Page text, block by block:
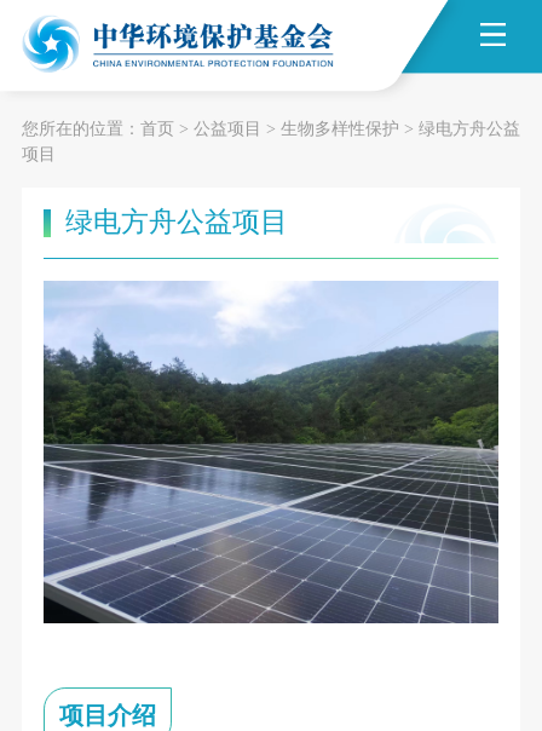
您所在的位置： 首页> 公益项目 > 生物多样性保护 > 绿电方舟公益
项目
绿电方舟公益项目
项目介绍